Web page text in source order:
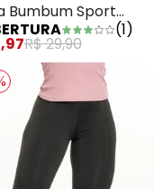
Bumbum Sport
(1)
R$ 29,90